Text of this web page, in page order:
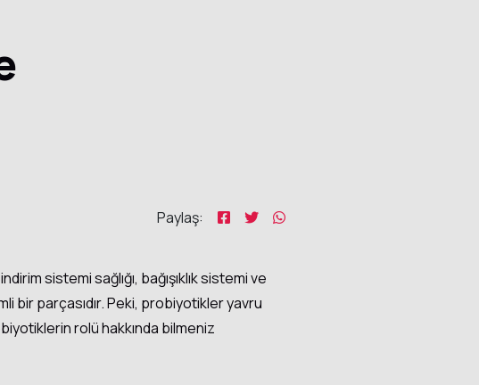
Paylaş:
sistemi sağlığı, bağışıklık sistemi ve
bir parçasıdır. Peki, probiyotikler yavru
rolü hakkında bilmeniz